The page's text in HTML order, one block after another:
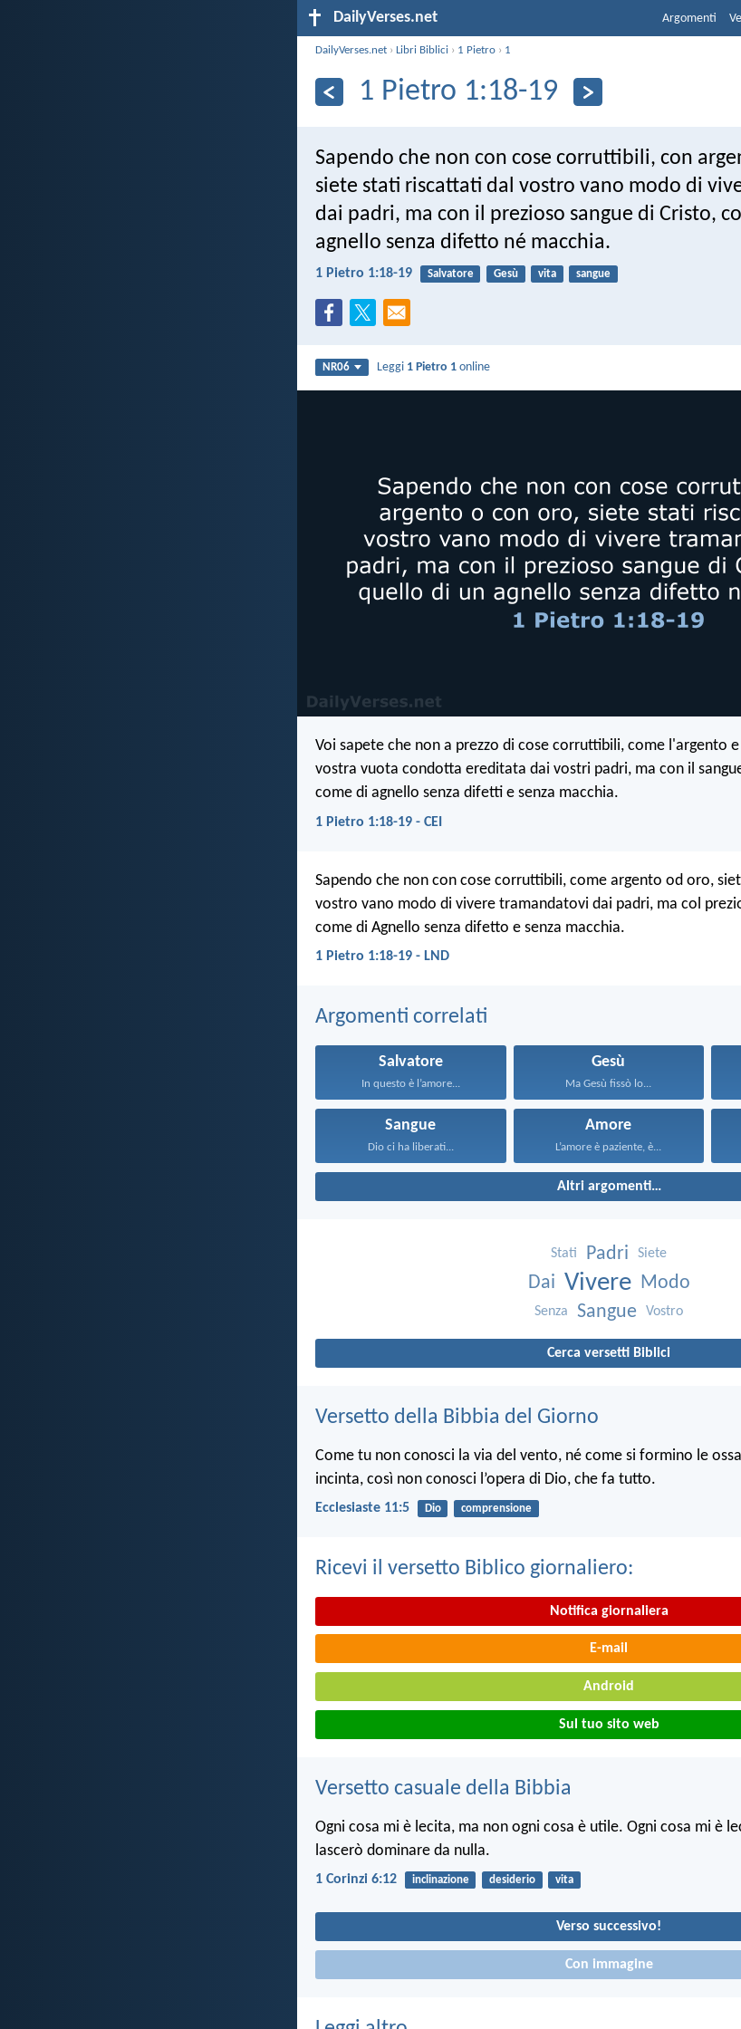
DailyVerses.net Argomenti
DailyVerses.net ›Libri Biblici › 1 Pietro › 1
1 Pietro 1:18-19
Sapendo che non con cose corruttibili, con
siete stati riscattati dal vostro vano modo di
dai padri, ma con il prezioso sangue di Cristo,
agnello senza difetto né macchia.
1 Pietro 1:18-19 Salvatore Gesù vita sangue
NR06 Leggi 1 Pietro 1 online
Voi sapete che non a prezzo di cose corruttibili, come l'argento
vostra vuota condotta ereditata dai vostri padri, ma con il
come di agnello senza difetti e senza macchia.
1 Pietro 1:18-19 - CEI
Sapendo che non con cose corruttibili, come argento od oro,
vostro vano modo di vivere tramandatovi dai padri, ma col
come di Agnello senza difetto e senza macchia.
1 Pietro 1:18-19 - LND
Argomenti correlati
Salvatore
In questo è l’amore...
Gesù
Ma Gesù fissò lo...
Sangue
Dio ci ha liberati...
Amore
L’amore è paziente, è...
Altri argomenti…
Stati Padri Siete
Dai Vivere Modo
Senza Sangue Vostro
Cerca versetti Biblici
Versetto della Bibbia del Giorno
Come tu non conosci la via del vento, né come si formino le
incinta, così non conosci l’opera di Dio, che fa tutto.
Ecclesiaste 11:5 Dio comprensione
Ricevi il versetto Biblico giornaliero:
Notifica giornaliera
E-mail
Android
Sul tuo sito web
Versetto casuale della Bibbia
Ogni cosa mi è lecita, ma non ogni cosa è utile. Ogni cosa mi è
lascerò dominare da nulla.
1 Corinzi 6:12 inclinazione desiderio vita
Verso successivo!
Con immagine